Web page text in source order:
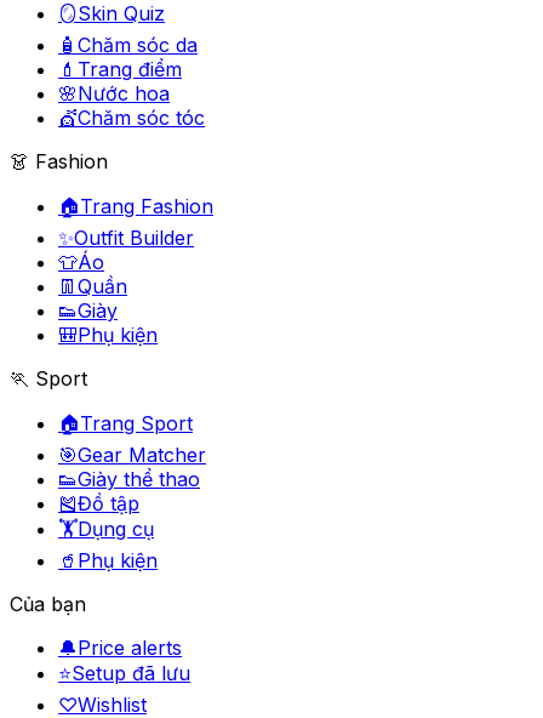
🪞Skin Quiz
🧴 Chăm sóc da
💄 Trang điểm
🌸Nước hoa
💇Chăm sóc tóc
👗 Fashion
🏠Trang Fashion
✨Outfit Builder
👕Áo
👖 Quần
👟Giày
🎒Phụ kiện
🏃 Sport
🏠Trang Sport
🎯Gear Matcher
👟Giày thể thao
🎽Đồ tập
🏋️Dụng cụ
🥤 Phụ kiện
Của bạn
🔔Price alerts
⭐Setup đã lưu
♡Wishlist